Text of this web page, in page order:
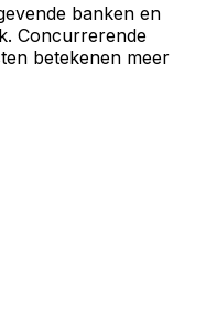
banken en
Concurrerende
betekenen meer